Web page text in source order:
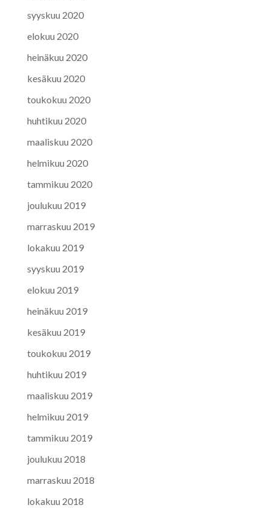
syyskuu 2020
elokuu 2020
heinäkuu 2020
kesäkuu 2020
toukokuu 2020
huhtikuu 2020
maaliskuu 2020
helmikuu 2020
tammikuu 2020
joulukuu 2019
marraskuu 2019
lokakuu 2019
syyskuu 2019
elokuu 2019
heinäkuu 2019
kesäkuu 2019
toukokuu 2019
huhtikuu 2019
maaliskuu 2019
helmikuu 2019
tammikuu 2019
joulukuu 2018
marraskuu 2018
lokakuu 2018